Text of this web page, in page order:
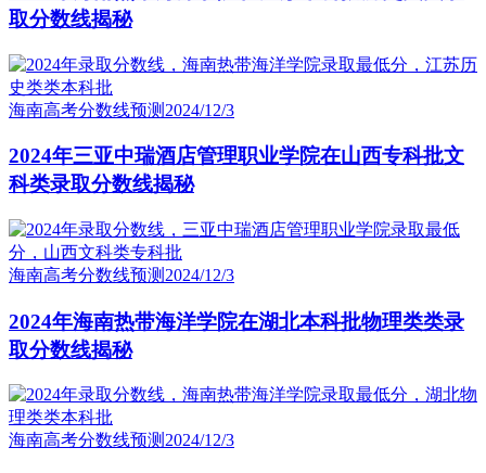
取分数线揭秘
海南高考分数线预测 2024/12/3
2024年三亚中瑞酒店管理职业学院在山西专科批文
科类录取分数线揭秘
海南高考分数线预测 2024/12/3
2024年海南热带海洋学院在湖北本科批物理类类录
取分数线揭秘
海南高考分数线预测 2024/12/3